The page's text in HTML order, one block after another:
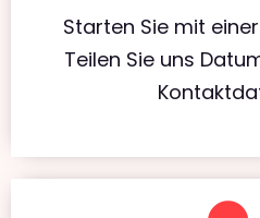
Starten Sie mit
Teilen Sie uns